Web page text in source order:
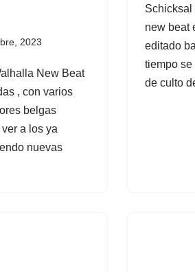
2023
New Beat
, con varios
belgas
a los ya
nuevas
Schicksal
new beat
editado
tiempo
de culto